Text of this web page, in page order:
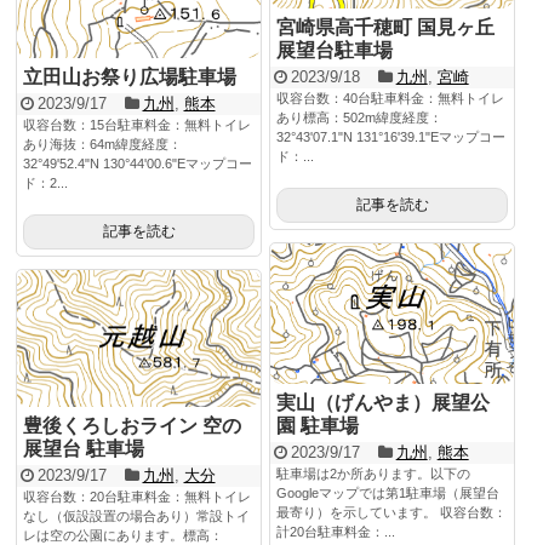
宮崎県高千穂町 国見ヶ丘
展望台駐車場
2023/9/18 九州 宮崎
収容台数：40台駐車料金：無料トイレ
あり標高：502m緯度経度：
32°43'07.1"N 131°16'39.1"Eマップコー
ド：...
記事を読む
立田山お祭り広場駐車場
2023/9/17 九州 , 熊本
収容台数：15台駐車料金：無料トイレ
あり海抜：64m緯度経度：
32°49'52.4"N 130°44'00.6"Eマップコー
ド：2...
記事を読む
実山（げんやま）展望公
園 駐車場
2023/9/17 九州 熊本
駐車場は2か所あります。以下の
Googleマップでは第1駐車場（展望台
最寄り）を示しています。 収容台数：
計20台駐車料金：...
豊後くろしおライン 空の
展望台 駐車場
2023/9/17 九州 , 大分
収容台数：20台駐車料金：無料トイレ
なし（仮設設置の場合あり）常設トイ
レは空の公園にあります。標高：